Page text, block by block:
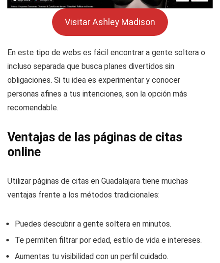
Visitar Ashley Madison
En este tipo de webs es fácil encontrar a gente soltera o
incluso separada que busca planes divertidos sin
obligaciones. Si tu idea es experimentar y conocer
personas afines a tus intenciones, son la opción más
recomendable.
Ventajas de las páginas de citas
online
Utilizar páginas de citas en Guadalajara tiene muchas
ventajas frente a los métodos tradicionales:
Puedes descubrir a gente soltera en minutos.
Te permiten filtrar por edad, estilo de vida e intereses.
Aumentas tu visibilidad con un perfil cuidado.